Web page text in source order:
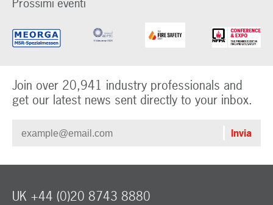
Prossimi eventi
Join over 20,941 industry professionals and
get our latest news sent directly to your inbox.
UK +44 (0)20 8743 8880